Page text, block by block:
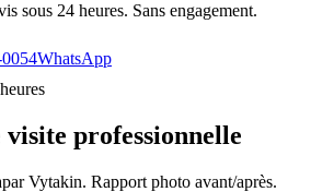
sous 24 heures. Sans engagement.
WhatsApp
visite professionnelle
Vytakin. Rapport photo avant/après.